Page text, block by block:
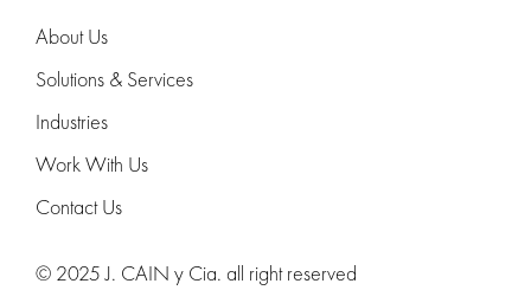
About Us
Solutions & Services
Industries
Work With Us
Contact Us
© 2025 J. CAIN y Cia. all right reserved